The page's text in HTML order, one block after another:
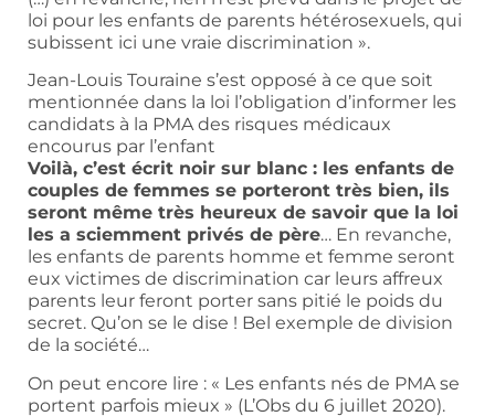
loi pour les enfants de parents hétérosexuels, qui
subissent ici une vraie discrimination ».
Jean-Louis Touraine s’est opposé à ce que soit
mentionnée dans la loi l’obligation d’informer les
candidats à la PMA des risques médicaux
encourus par l’enfant
Voilà, c’est écrit noir sur blanc : les enfants de
couples de femmes se porteront très bien, ils
seront même très heureux de savoir que la loi
les a sciemment privés de père… En revanche,
les enfants de parents homme et femme seront
eux victimes de discrimination car leurs affreux
parents leur feront porter sans pitié le poids du
secret. Qu’on se le dise ! Bel exemple de division
de la société…
On peut encore lire : « Les enfants nés de PMA se
portent parfois mieux » (L’Obs du 6 juillet 2020).